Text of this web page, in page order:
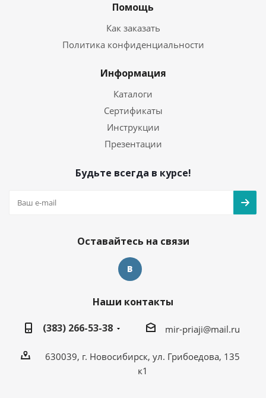
Помощь
Как заказать
Политика конфиденциальности
Информация
Каталоги
Сертификаты
Инструкции
Презентации
Будьте всегда в курсе!
Оставайтесь на связи
Наши контакты
(383) 266-53-38
mir-priaji@mail.ru
630039, г. Новосибирск, ул. Грибоедова, 135
к1